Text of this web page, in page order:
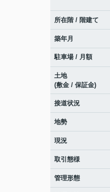
所在階 / 階建て
築年月
駐車場 / 月額
土地
(敷金 / 保証金)
接道状況
地勢
現況
取引態様
管理形態